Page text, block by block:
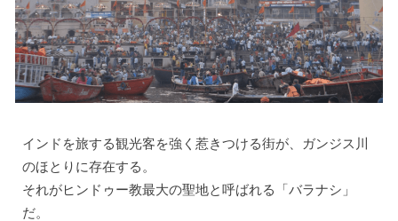
インドを旅する観光客を強く惹きつける街が、ガンジス川
のほとりに存在する。
それがヒンドゥー教最大の聖地と呼ばれる「バラナシ」
だ。